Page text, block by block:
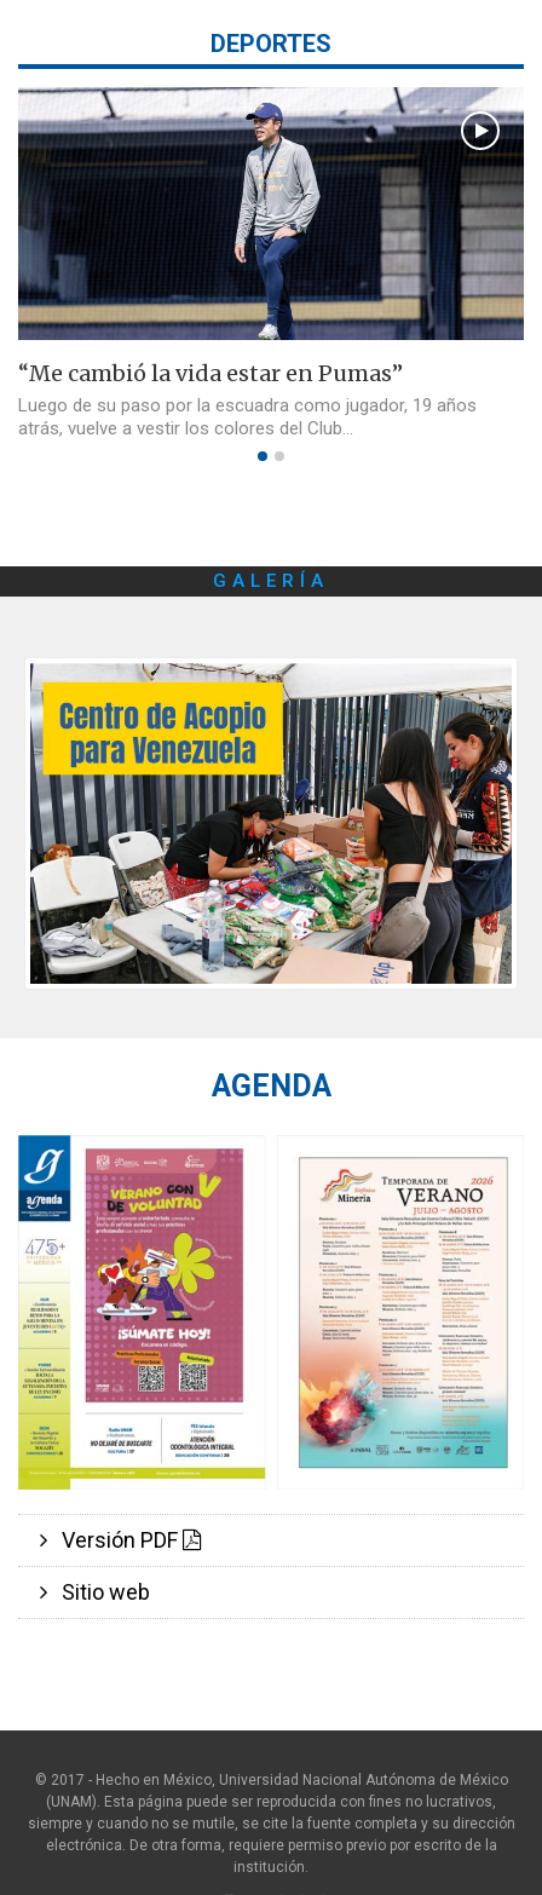
DEPORTES
“Me cambió la vida estar en Pumas”
Luego de su paso por la escuadra como jugador, 19 años
atrás, vuelve a vestir los colores del Club…
GALERÍA
AGENDA
Versión PDF
Sitio web
© 2017 - Hecho en México, Universidad Nacional Autónoma de México
(UNAM). Esta página puede ser reproducida con fines no lucrativos,
siempre y cuando no se mutile, se cite la fuente completa y su dirección
electrónica. De otra forma, requiere permiso previo por escrito de la
institución.